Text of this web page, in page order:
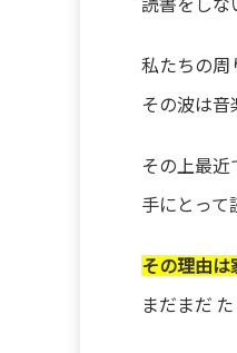
私たちの周
その波は音
その上最
手にとって
その理由は
まだまだ